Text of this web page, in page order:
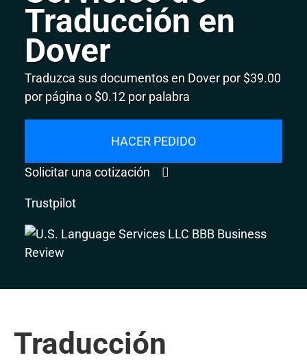
Traducción en
Dover
Traduzca sus documentos en Dover por $39.00
por página o $0.12 por palabra
HACER PEDIDO
Solicitar una cotización
Trustpilot
Traducción